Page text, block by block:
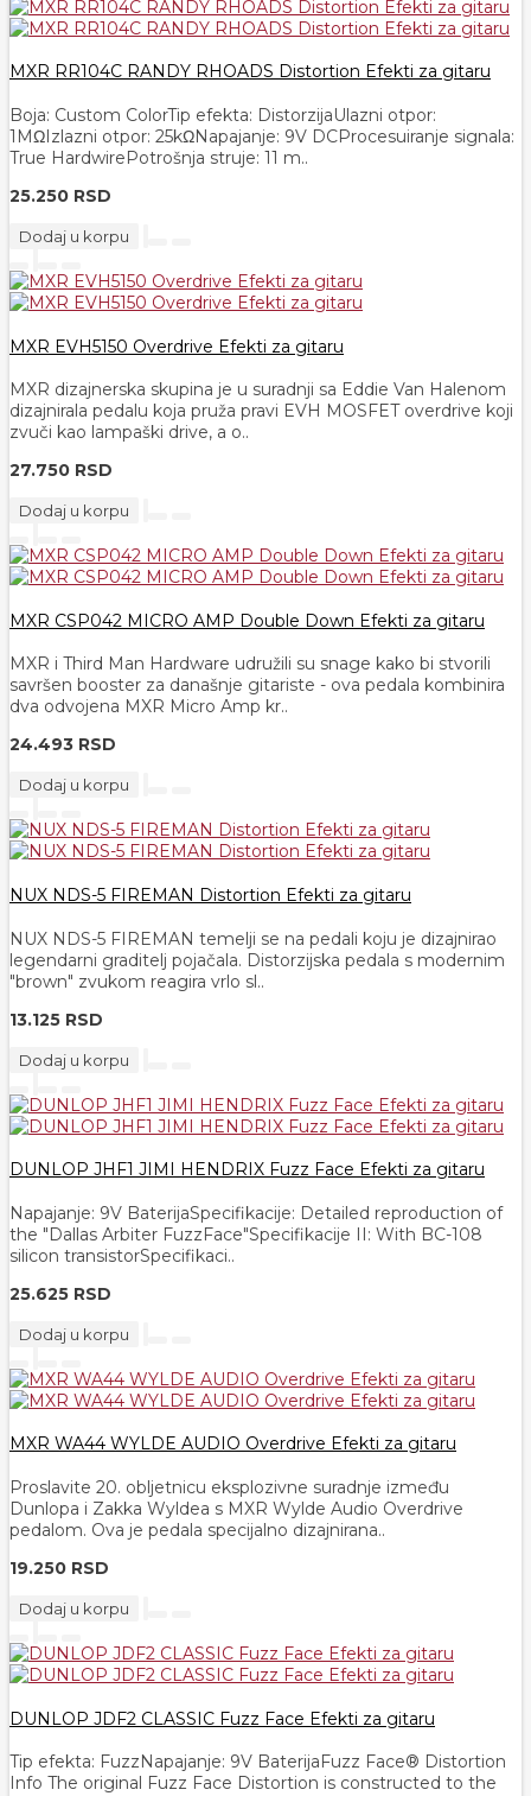
MXR RR104C RANDY RHOADS Distortion Efekti za gitaru
Boja: Custom ColorTip efekta: DistorzijaUlazni otpor:
1MΩIzlazni otpor: 25kΩNapajanje: 9V DCProcesuiranje signala:
True HardwirePotrošnja struje: 11 m..
25.250 RSD
Dodaj u korpu
MXR EVH5150 Overdrive Efekti za gitaru
MXR dizajnerska skupina je u suradnji sa Eddie Van Halenom
dizajnirala pedalu koja pruža pravi EVH MOSFET overdrive koji
zvuči kao lampaški drive, a o..
27.750 RSD
Dodaj u korpu
MXR CSP042 MICRO AMP Double Down Efekti za gitaru
MXR i Third Man Hardware udružili su snage kako bi stvorili
savršen booster za današnje gitariste - ova pedala kombinira
dva odvojena MXR Micro Amp kr..
24.493 RSD
Dodaj u korpu
NUX NDS-5 FIREMAN Distortion Efekti za gitaru
NUX NDS-5 FIREMAN temelji se na pedali koju je dizajnirao
legendarni graditelj pojačala. Distorzijska pedala s modernim
"brown" zvukom reagira vrlo sl..
13.125 RSD
Dodaj u korpu
DUNLOP JHF1 JIMI HENDRIX Fuzz Face Efekti za gitaru
Napajanje: 9V BaterijaSpecifikacije: Detailed reproduction of
the "Dallas Arbiter FuzzFace"Specifikacije II: With BC-108
silicon transistorSpecifikaci..
25.625 RSD
Dodaj u korpu
MXR WA44 WYLDE AUDIO Overdrive Efekti za gitaru
Proslavite 20. obljetnicu eksplozivne suradnje između
Dunlopa i Zakka Wyldea s MXR Wylde Audio Overdrive
pedalom. Ova je pedala specijalno dizajnirana..
19.250 RSD
Dodaj u korpu
DUNLOP JDF2 CLASSIC Fuzz Face Efekti za gitaru
Tip efekta: FuzzNapajanje: 9V BaterijaFuzz Face® Distortion
Info The original Fuzz Face Distortion is constructed to the